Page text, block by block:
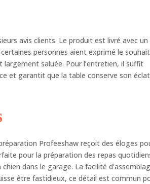
avis clients. Le produit est livré avec un
personnes aient exprimé le
saluée. Pour l’entretien, il suffit
et garantit que la table conserve son
Profeeshaw reçoit des éloges
pour la préparation des repas
dans le garage. La facilité
être fastidieux, ce détail est commun